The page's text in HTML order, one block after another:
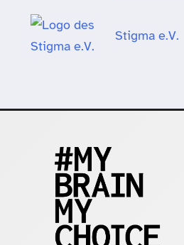
Stigma e.V.